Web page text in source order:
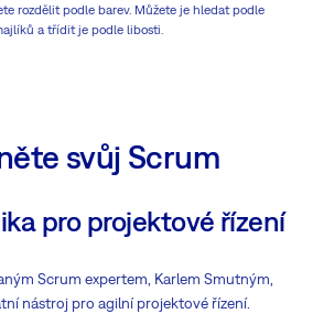
rozdělit podle barev. Můžete je hledat podle
a třídit je podle libosti.
svůj Scrum
pro projektové řízení
Scrum expertem, Karlem Smutným,
nástroj pro agilní projektové řízení.